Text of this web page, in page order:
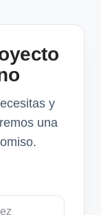
y
una